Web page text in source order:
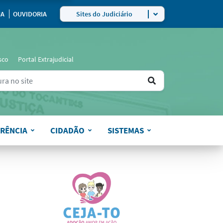
OUVIDORIA Sites do Judiciário
Portal Extrajudicial
for results.
Ir
CIDADÃO SISTEMAS